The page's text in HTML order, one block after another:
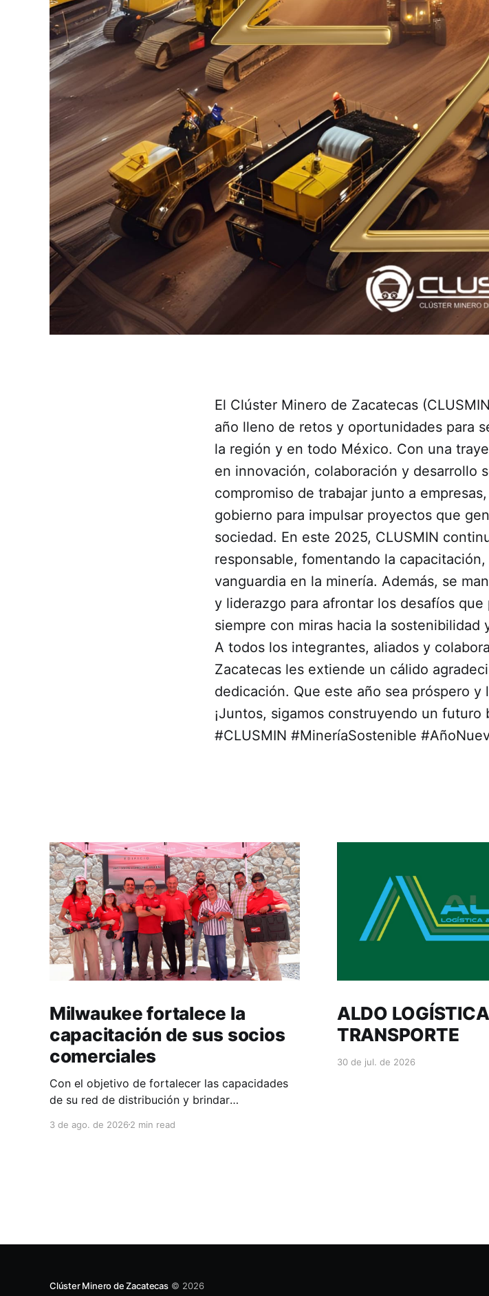
El Clúster Minero de Zacatecas
año lleno de retos y oportunidades para
la región y en todo México. Con una
en innovación, colaboración y desarrollo
compromiso de trabajar junto a
gobierno para impulsar proyectos que
sociedad. En este 2025, CLUSMIN
responsable, fomentando la
vanguardia en la minería. Además, se
y liderazgo para afrontar los desafíos
siempre con miras hacia la sostenibilidad
A todos los integrantes, aliados y
Zacatecas les extiende un cálido
dedicación. Que este año sea próspero y
¡Juntos, sigamos construyendo un futuro
#CLUSMIN #MineríaSostenible
Milwaukee fortalece la
capacitación de sus socios
comerciales
Con el objetivo de fortalecer las capacidades
de su red de distribución y brindar
desempeño comercial y técnico, Milwaukee
3 de ago. de 2026 2 min read
ALDO
TRANSPORTE
30 de jul. de 2026
Clúster Minero de Zacatecas© 2026